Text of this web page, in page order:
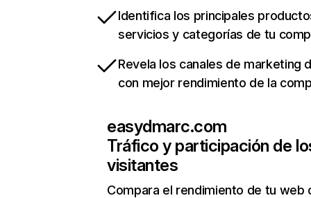
Identifica los principales
servicios y categorías de tu
Revela los canales de marketing
con mejor rendimiento de la
easydmarc.com
Tráfico y participación de
visitantes
Compara el rendimiento de tu web